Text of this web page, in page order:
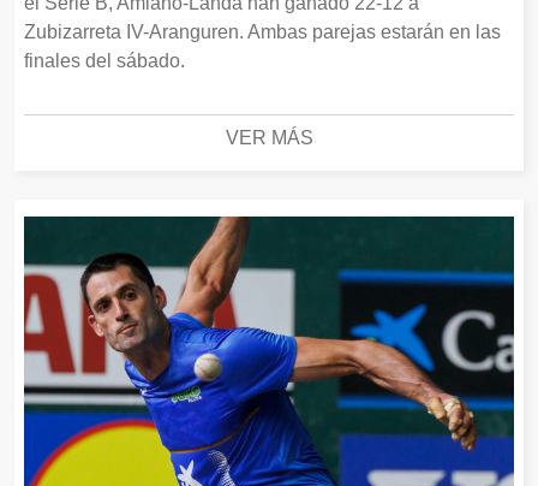
Zubizarreta IV-Aranguren. Ambas parejas estarán en las
finales del sábado.
VER MÁS